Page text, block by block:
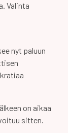
Valinta
nyt paluun
on aikaa
sitten.